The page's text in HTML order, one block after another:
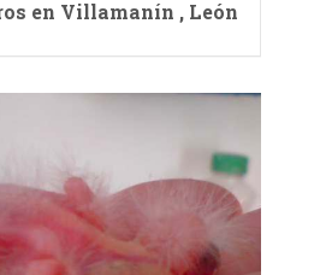
en Villamanín , León